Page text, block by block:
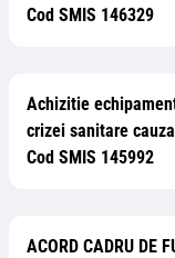
Cod SMIS 146329
Achizitie
crizei sanitare
Cod SMIS 145992
ACORD CADRU DE